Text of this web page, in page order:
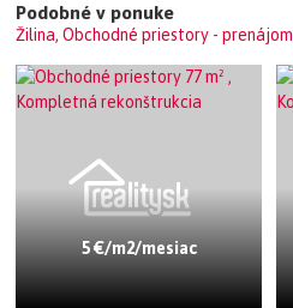
Podobné v ponuke
Žilina, Obchodné priestory - prenájom
5 €/m2/mesiac